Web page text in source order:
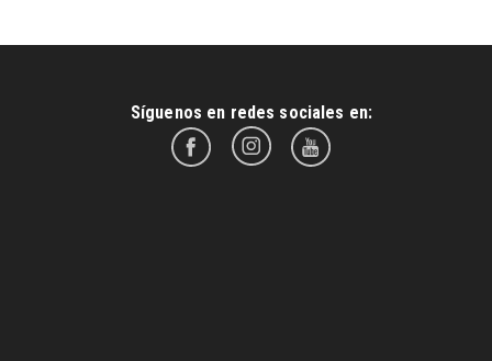
Síguenos en redes sociales en: